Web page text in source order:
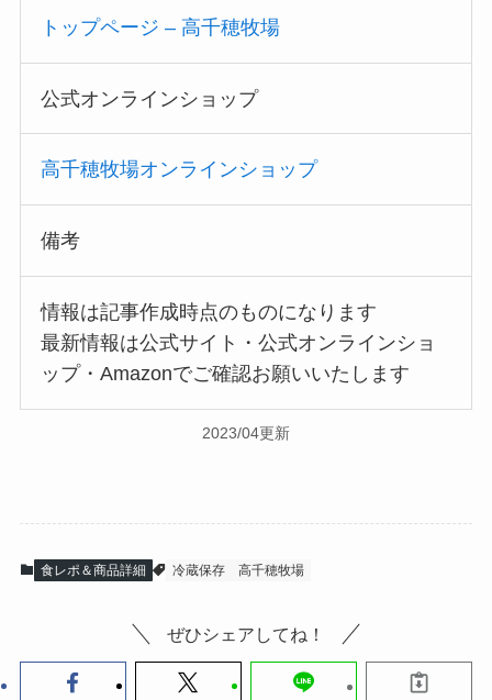
トップページ – 高千穂牧場
公式オンラインショップ
高千穂牧場オンラインショップ
備考
情報は記事作成時点のものになります
最新情報は公式サイト・公式オンラインショ
ップ・Amazonでご確認お願いいたします
2023/04更新
食レポ＆商品詳細 冷蔵保存 高千穂牧場
ぜひシェアしてね！